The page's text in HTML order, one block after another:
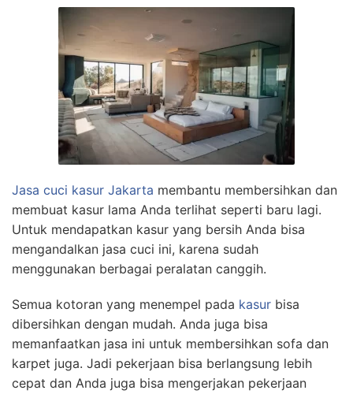
Jasa cuci kasur Jakarta membantu membersihkan dan
membuat kasur lama Anda terlihat seperti baru lagi.
Untuk mendapatkan kasur yang bersih Anda bisa
mengandalkan jasa cuci ini, karena sudah
menggunakan berbagai peralatan canggih.
Semua kotoran yang menempel pada kasur bisa
dibersihkan dengan mudah. Anda juga bisa
memanfaatkan jasa ini untuk membersihkan sofa dan
karpet juga. Jadi pekerjaan bisa berlangsung lebih
cepat dan Anda juga bisa mengerjakan pekerjaan